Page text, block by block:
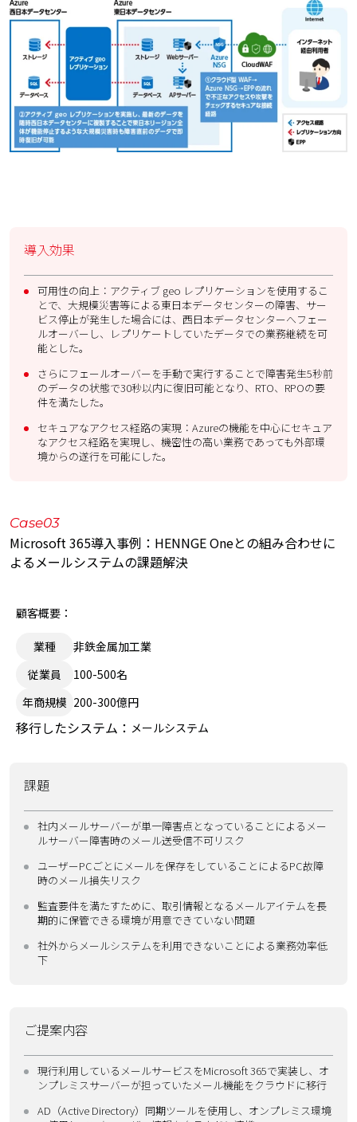
導入効果
可用性の向上：アクティブ geo レプリケーションを使用するこ
とで、大規模災害等による東日本データセンターの障害、サー
ビス停止が発生した場合には、西日本データセンターへフェー
ルオーバーし、レプリケートしていたデータでの業務継続を可
能とした。
さらにフェールオーバーを手動で実行することで障害発生5秒前
のデータの状態で30秒以内に復旧可能となり、RTO、RPOの要
件を満たした。
セキュアなアクセス経路の実現：Azureの機能を中心にセキュア
なアクセス経路を実現し、機密性の高い業務であっても外部環
境からの遂行を可能にした。
Case03
Microsoft 365導入事例：HENNGE Oneとの組み合わせに
よるメールシステムの課題解決
顧客概要：
業種
非鉄金属加工業
従業員
100-500名
年商規模 200-300億円
移行したシステム： メールシステム
課題
社内メールサーバーが単一障害点となっていることによるメー
ルサーバー障害時のメール送受信不可リスク
ユーザーPCごとにメールを保存をしていることによるPC故障
時のメール損失リスク
監査要件を満たすために、取引情報となるメールアイテムを長
期的に保管できる環境が用意できていない問題
社外からメールシステムを利用できないことによる業務効率低
下
ご提案内容
現行利用しているメールサービスをMicrosoft 365で実装し、オ
ンプレミスサーバーが担っていたメール機能をクラウドに移行
AD（Active Directory）同期ツールを使用し、オンプレミス環境